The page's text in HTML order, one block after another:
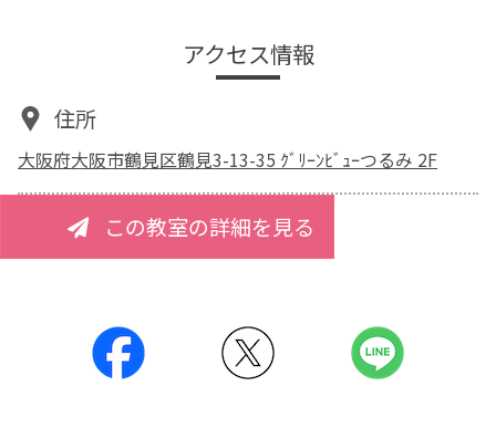
アクセス情報
住所
大阪府大阪市鶴見区鶴見3-13-35 ｸﾞﾘｰﾝﾋﾞｭｰつるみ 2F
この教室の詳細を見る